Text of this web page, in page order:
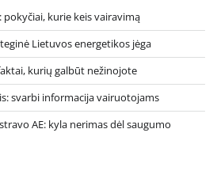
pokyčiai, kurie keis vairavimą
Lietuvos energetikos jėga
kurių galbūt nežinojote
svarbi informacija vairuotojams
AE: kyla nerimas dėl saugumo